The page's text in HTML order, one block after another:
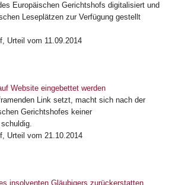
Europäischen Gerichtshofs digitalisiert und
Leseplätzen zur Verfügung gestellt
Urteil vom 11.09.2014
Website eingebettet werden
Link setzt, macht sich nach der
Gerichtshofes keiner
Urteil vom 21.10.2014
insolventen Gläubigers zurückerstatten